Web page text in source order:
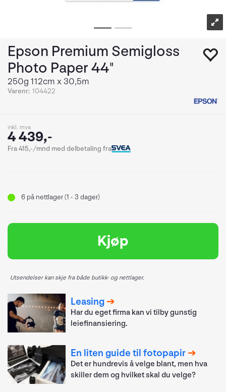
Epson Premium Semigloss
Photo Paper 44"
250g 112cm x 30,5m
Varenr: 104422
inkl. mva
4 439,-
Fra 415,-/mnd med delbetaling fra
6 på nettlager (1 - 3 dager)
Kjøp
Utsendelser kan skje fra både butikk- og nettlager.
Leasing
Har du eget firma kan vi tilby gunstig
leiefinansiering.
En liten guide til fotopapir
Det er hundrevis å velge blant, men hva
skiller dem og hvilket skal du velge?